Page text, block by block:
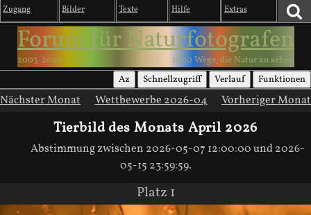
Zugang Bilder Texte Hilfe Extras
Forum für Naturfotografen
2003-2026 1000 Wege, die Natur zu sehen
Az Schnellzugriff Verlauf Funktionen
Nächster Monat Wettbewerbe 2026-04 Vorheriger Monat
Tierbild des Monats April 2026
Abstimmung zwischen 2026-05-07 12:00:00 und 2026-
05-15 23:59:59.
Platz 1